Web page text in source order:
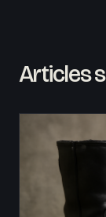
Articles